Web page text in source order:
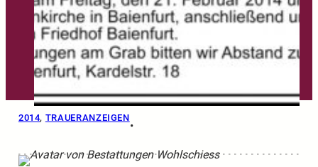
2014, TRAUERANZEIGEN
•